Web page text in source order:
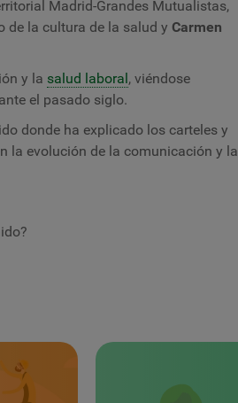
Madrid-Grandes Mutualistas,
de la cultura de la salud y Carmen
y la salud laboral, viéndose
el pasado siglo.
donde ha explicado los carteles y
la evolución de la comunicación y la